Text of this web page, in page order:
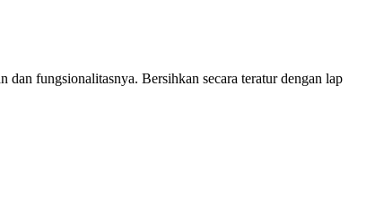
fungsionalitasnya. Bersihkan secara teratur dengan lap